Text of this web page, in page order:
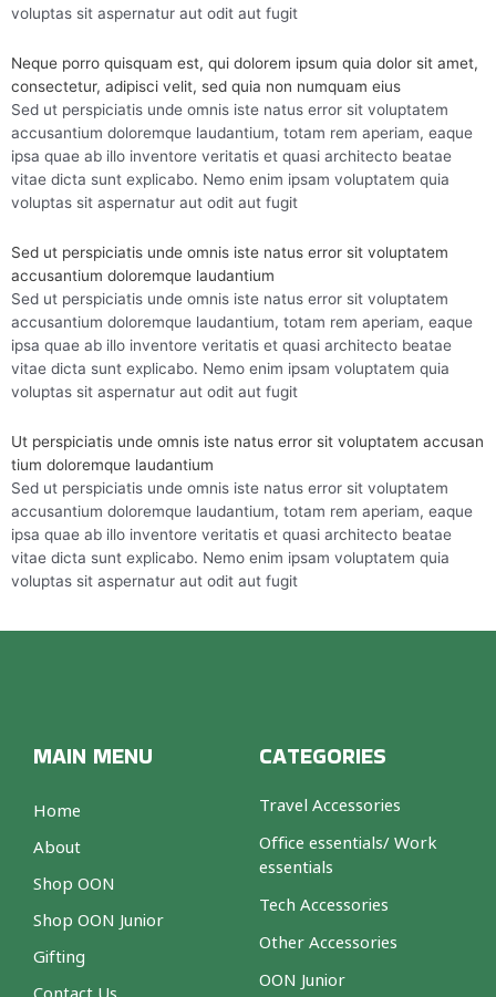
voluptas sit aspernatur aut odit aut fugit
Neque porro quisquam est, qui dolorem ipsum quia dolor sit amet,
consectetur, adipisci velit, sed quia non numquam eius
Sed ut perspiciatis unde omnis iste natus error sit voluptatem
accusantium doloremque laudantium, totam rem aperiam, eaque
ipsa quae ab illo inventore veritatis et quasi architecto beatae
vitae dicta sunt explicabo. Nemo enim ipsam voluptatem quia
voluptas sit aspernatur aut odit aut fugit
Sed ut perspiciatis unde omnis iste natus error sit voluptatem
accusantium doloremque laudantium
Sed ut perspiciatis unde omnis iste natus error sit voluptatem
accusantium doloremque laudantium, totam rem aperiam, eaque
ipsa quae ab illo inventore veritatis et quasi architecto beatae
vitae dicta sunt explicabo. Nemo enim ipsam voluptatem quia
voluptas sit aspernatur aut odit aut fugit
Ut perspiciatis unde omnis iste natus error sit voluptatem accusan
tium doloremque laudantium
Sed ut perspiciatis unde omnis iste natus error sit voluptatem
accusantium doloremque laudantium, totam rem aperiam, eaque
ipsa quae ab illo inventore veritatis et quasi architecto beatae
vitae dicta sunt explicabo. Nemo enim ipsam voluptatem quia
voluptas sit aspernatur aut odit aut fugit
MAIN MENU
Home
About
Shop OON
Shop OON Junior
Gifting
Contact Us
CATEGORIES
Travel Accessories
Office essentials/ Work
essentials
Tech Accessories
Other Accessories
OON Junior